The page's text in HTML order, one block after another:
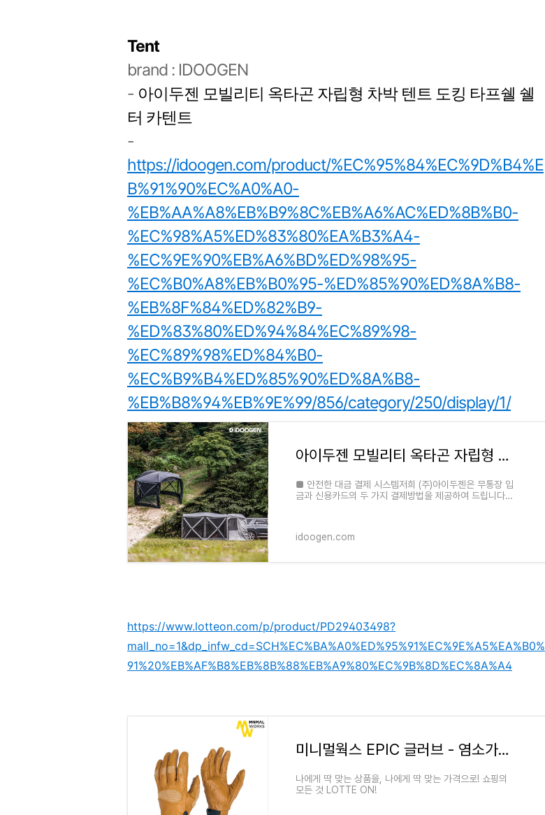
Tent
brand : IDOOGEN
- 아이두젠 모빌리티 옥타곤 자립형 차박 텐트 도킹 타프쉘 쉘
터 카텐트
-
https://idoogen.com/product/%EC%95%84%EC%9D%B4%E
B%91%90%EC%A0%A0-
%EB%AA%A8%EB%B9%8C%EB%A6%AC%ED%8B%B0-
%EC%98%A5%ED%83%80%EA%B3%A4-
%EC%9E%90%EB%A6%BD%ED%98%95-
%EC%B0%A8%EB%B0%95-%ED%85%90%ED%8A%B8-
%EB%8F%84%ED%82%B9-
%ED%83%80%ED%94%84%EC%89%98-
%EC%89%98%ED%84%B0-
%EC%B9%B4%ED%85%90%ED%8A%B8-
%EB%B8%94%EB%9E%99/856/category/250/display/1/
아이두젠 모빌리티 옥타곤 자립형 차박 텐트 도킹 타프쉘 쉘터 카텐트 [블랙]
■ 안전한 대금 결제 시스템저희 (주)아이두젠은 무통장 입
금과 신용카드의 두 가지 결제방법을 제공하여 드립니다.
idoogen.com
https://www.lotteon.com/p/product/PD29403498?
mall_no=1&dp_infw_cd=SCH%EC%BA%A0%ED%95%91%EC%9E%A5%EA%B0%
91%20%EB%AF%B8%EB%8B%88%EB%A9%80%EC%9B%8D%EC%8A%A4
미니멀웍스 EPIC 글러브 - 염소가죽/엔틱/아웃도어장갑 : 롯데ON
나에게 딱 맞는 상품을, 나에게 딱 맞는 가격으로! 쇼핑의
모든 것 LOTTE ON!